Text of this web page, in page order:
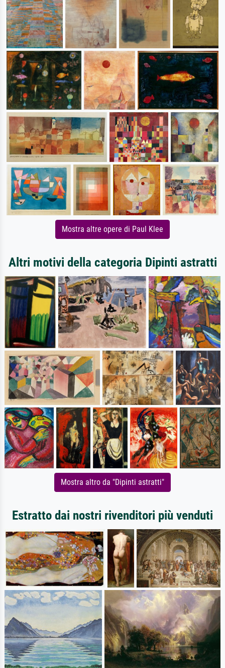
Mostra altre opere di Paul Klee
Altri motivi della categoria Dipinti astratti
Mostra altro da "Dipinti astratti"
Estratto dai nostri rivenditori più venduti